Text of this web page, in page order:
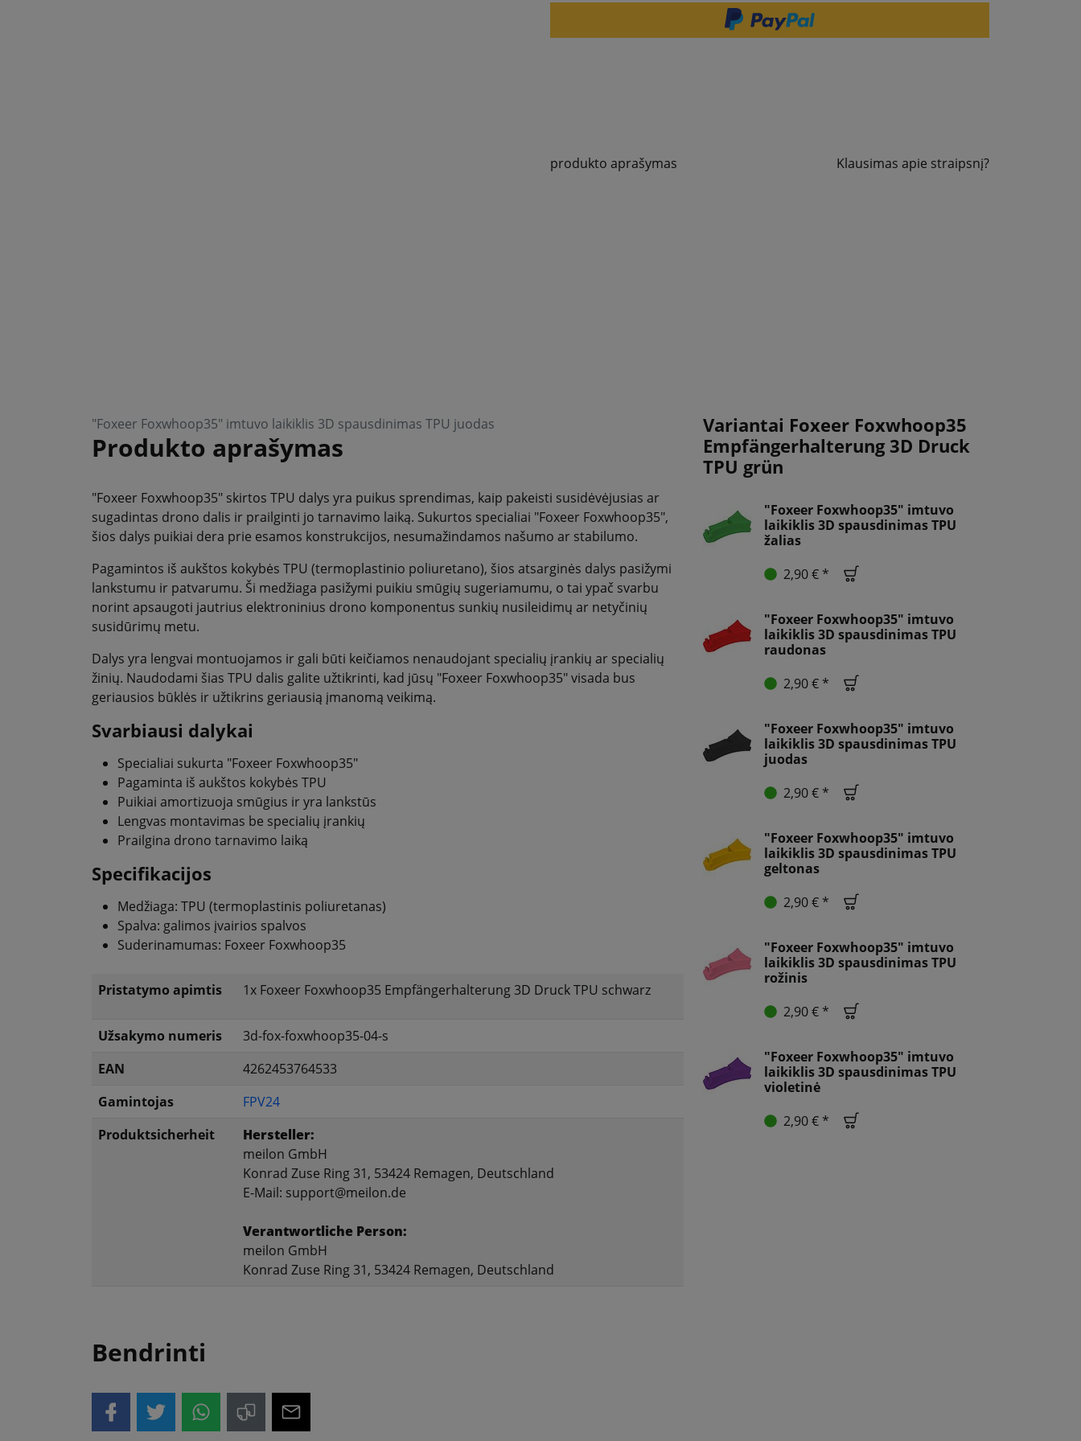
produkto aprašymas Klausimas apie straipsnį?
"Foxeer Foxwhoop35" imtuvo laikiklis 3D spausdinimas TPU juodas
Produkto aprašymas
"Foxeer Foxwhoop35" skirtos TPU dalys yra puikus sprendimas, kaip pakeisti susidėvėjusias ar
sugadintas drono dalis ir prailginti jo tarnavimo laiką. Sukurtos specialiai "Foxeer Foxwhoop35",
šios dalys puikiai dera prie esamos konstrukcijos, nesumažindamos našumo ar stabilumo.
Pagamintos iš aukštos kokybės TPU (termoplastinio poliuretano), šios atsarginės dalys pasižymi
lankstumu ir patvarumu. Ši medžiaga pasižymi puikiu smūgių sugeriamumu, o tai ypač svarbu
norint apsaugoti jautrius elektroninius drono komponentus sunkių nusileidimų ar netyčinių
susidūrimų metu.
Dalys yra lengvai montuojamos ir gali būti keičiamos nenaudojant specialių įrankių ar specialių
žinių. Naudodami šias TPU dalis galite užtikrinti, kad jūsų "Foxeer Foxwhoop35" visada bus
geriausios būklės ir užtikrins geriausią įmanomą veikimą.
Svarbiausi dalykai
Specialiai sukurta "Foxeer Foxwhoop35"
Pagaminta iš aukštos kokybės TPU
Puikiai amortizuoja smūgius ir yra lankstūs
Lengvas montavimas be specialių įrankių
Prailgina drono tarnavimo laiką
Specifikacijos
Medžiaga: TPU (termoplastinis poliuretanas)
Spalva: galimos įvairios spalvos
Suderinamumas: Foxeer Foxwhoop35
Pristatymo apimtis 1x Foxeer Foxwhoop35 Empfängerhalterung 3D Druck TPU schwarz
Užsakymo numeris
3d-fox-foxwhoop35-04-s
EAN
4262453764533
Gamintojas
FPV24
Produktsicherheit
Hersteller:
meilon GmbH
Konrad Zuse Ring 31, 53424 Remagen, Deutschland
E-Mail: support@meilon.de
Verantwortliche Person:
meilon GmbH
Konrad Zuse Ring 31, 53424 Remagen, Deutschland
Bendrinti
Variantai Foxeer Foxwhoop35
Empfängerhalterung 3D Druck
TPU grün
"Foxeer Foxwhoop35" imtuvo
laikiklis 3D spausdinimas TPU
žalias
2,90 € *
"Foxeer Foxwhoop35" imtuvo
laikiklis 3D spausdinimas TPU
raudonas
2,90 € *
"Foxeer Foxwhoop35" imtuvo
laikiklis 3D spausdinimas TPU
juodas
2,90 € *
"Foxeer Foxwhoop35" imtuvo
laikiklis 3D spausdinimas TPU
geltonas
2,90 € *
"Foxeer Foxwhoop35" imtuvo
laikiklis 3D spausdinimas TPU
rožinis
2,90 € *
"Foxeer Foxwhoop35" imtuvo
laikiklis 3D spausdinimas TPU
violetinė
2,90 € *